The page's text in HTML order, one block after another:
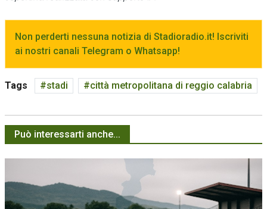
Non perderti nessuna notizia di Stadioradio.it! Iscriviti
ai nostri canali Telegram o Whatsapp!
Tags stadi città metropolitana di reggio calabria
Può interessarti anche...